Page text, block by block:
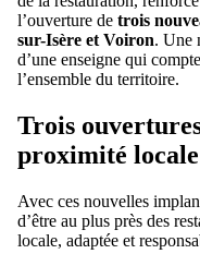
l’ouverture de trois
sur-Isère et Voiron. Une
d’une enseigne qui
l’ensemble du territoire.
Trois
proximité
Avec ces nouvelles
d’être au plus près des
locale, adaptée et